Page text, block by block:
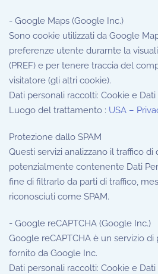
- Google Maps (Google Inc.)
Sono cookie utilizzati da Google
preferenze utente durarnte la
(PREF) e per tenere traccia del
visitatore (gli altri cookie).
Dati personali raccolti: Cookie e Dati
Luogo del trattamento : USA –
Protezione dallo SPAM
Questi servizi analizzano il traffico di
potenzialmente contenente Dati
fine di filtrarlo da parti di traffico,
riconosciuti come SPAM.
- Google reCAPTCHA (Google Inc.)
Google reCAPTCHA è un servizio
fornito da Google Inc.
Dati personali raccolti: Cookie e Dati